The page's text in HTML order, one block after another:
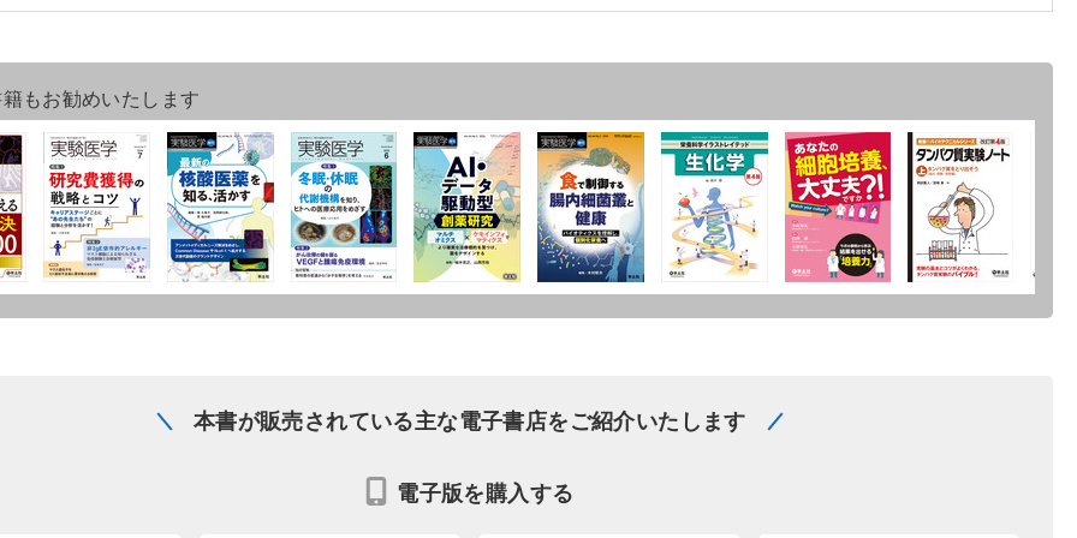
もお勧めいたします
本書が販売されている主な電子書店をご紹介いたします
電子版を購入する